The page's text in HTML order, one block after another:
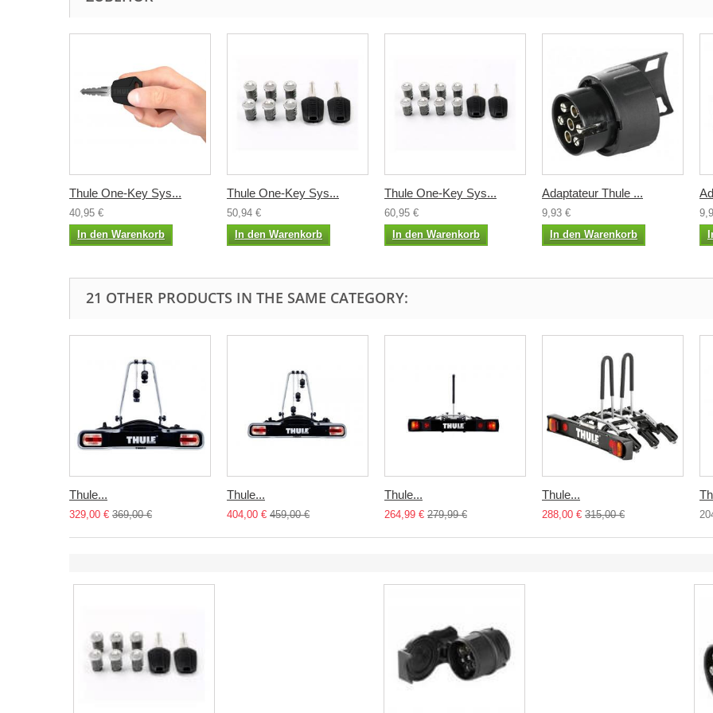
Thule One-Key Sys...
40,95 €
In den Warenkorb
Thule One-Key Sys...
50,94 €
In den Warenkorb
Thule One-Key Sys...
60,95 €
In den Warenkorb
Adaptateur Thule ...
9,93 €
In den Warenkorb
21 OTHER PRODUCTS IN THE SAME CATEGORY:
Thule...
329,00 € 369,00 €
Thule...
404,00 € 459,00 €
Thule...
264,99 € 279,99 €
Thule...
288,00 € 315,00 €